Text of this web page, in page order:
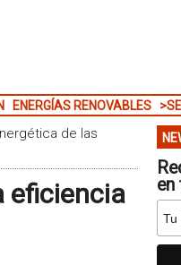
ENERGÍAS RENOVABLES
de las
eficiencia
en